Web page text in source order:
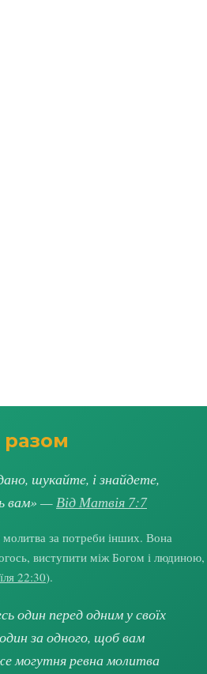
шукайте, і знайдете,
вам» —Від Матвія 7:7
за потреби інших. Вона
виступити між Богом і людиною,
22:30).
один перед одним у своїх
за одного, щоб вам
могутня ревна молитва